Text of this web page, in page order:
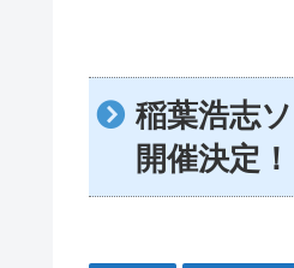
稲葉浩志
開催決定